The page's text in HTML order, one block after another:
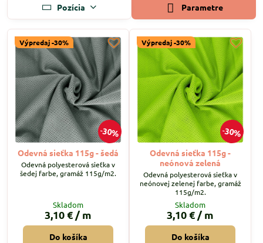
Pozícia Parametre
30%
Výpredaj -30%
Odevná sieťka 115g - šedá
Odevná polyesterová sieťka v
šedej farbe, gramáž 115g/m2.
Skladom
3,10 € / m
Do košíka
30%
Výpredaj -30%
Odevná sieťka 115g -
neónová zelená
Odevná polyesterová sieťka v
neónovej zelenej farbe, gramáž
115g/m2.
Skladom
3,10 € / m
Do košíka